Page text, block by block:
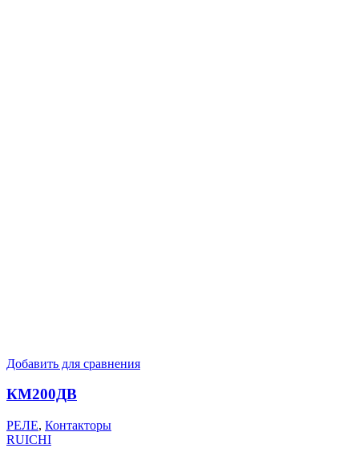
Добавить для сравнения
КМ200ДВ
РЕЛЕ, Контакторы
RUICHI